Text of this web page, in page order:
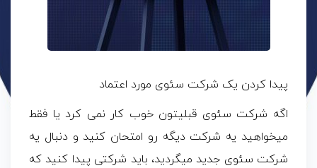
پیدا کردن یک شرکت سئوی مورد اعتماد
اگه شرکت سئوی قبلیتون خوب کار نمی کرد یا فقط
میخواهید یه شرکت دیگه رو امتحان کنید و دنبال یه
شرکت سئوی جدید میگردید، باید شرکتی پیدا کنید که